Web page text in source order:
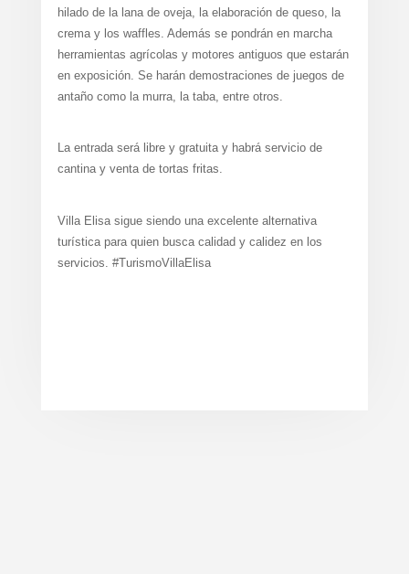
hilado de la lana de oveja, la elaboración de queso, la
crema y los waffles. Además se pondrán en marcha
herramientas agrícolas y motores antiguos que estarán
en exposición. Se harán demostraciones de juegos de
antaño como la murra, la taba, entre otros.
La entrada será libre y gratuita y habrá servicio de
cantina y venta de tortas fritas.
Villa Elisa sigue siendo una excelente alternativa
turística para quien busca calidad y calidez en los
servicios. #TurismoVillaElisa